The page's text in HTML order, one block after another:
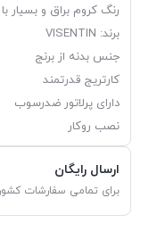
رنگ کروم براق و بسیار
برند: VISENTIN
جنس بدنه از برنج
کارتریج قدرتمند
دارای پرلاتور ضدرسوب
نصب روکار
ارسال رایگان
برای تمامی سفارشات کشور